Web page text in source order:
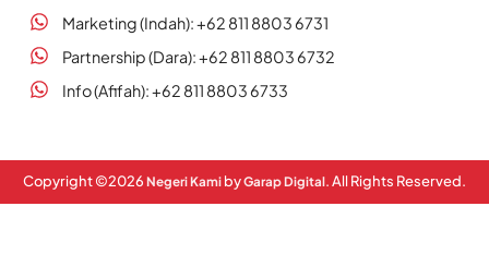
Marketing (Indah): +62 811 8803 6731
Partnership (Dara): +62 811 8803 6732
Info (Afifah): +62 811 8803 6733
Copyright ©2026 Negeri Kami byGarap Digital. All Rights Reserved.